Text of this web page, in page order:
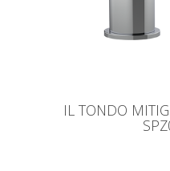
IL TONDO